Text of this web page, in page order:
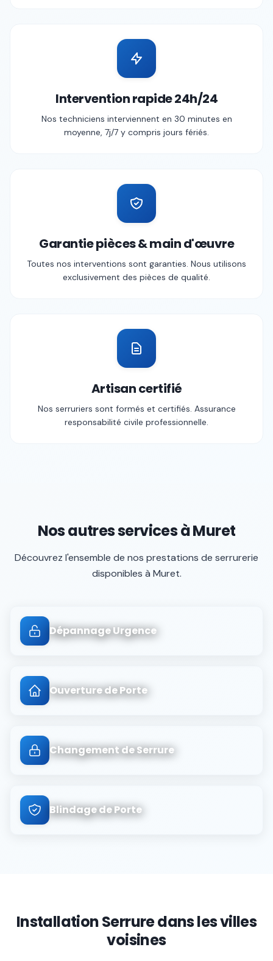
Intervention rapide 24h/24
Nos techniciens interviennent en 30 minutes en
moyenne, 7j/7 y compris jours fériés.
Garantie pièces & main d'œuvre
Toutes nos interventions sont garanties. Nous utilisons
exclusivement des pièces de qualité.
Artisan certifié
Nos serruriers sont formés et certifiés. Assurance
responsabilité civile professionnelle.
Nos autres services àMuret
Découvrez l'ensemble de nos prestations de serrurerie
disponibles à Muret.
Dépannage Urgence
Ouverture de Porte
Changement de Serrure
Blindage de Porte
Installation Serruredans les villes
voisines